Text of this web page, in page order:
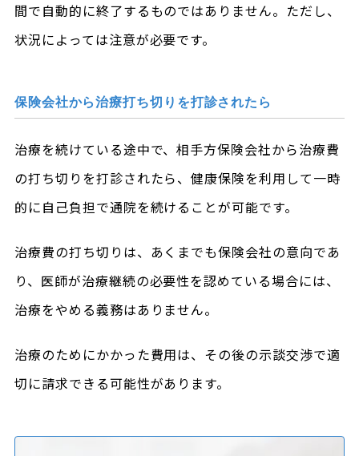
間で自動的に終了するものではありません。ただし、
状況によっては注意が必要です。
保険会社から治療打ち切りを打診されたら
治療を続けている途中で、相手方保険会社から治療費
の打ち切りを打診されたら、健康保険を利用して一時
的に自己負担で通院を続けることが可能です。
治療費の打ち切りは、あくまでも保険会社の意向であ
り、医師が治療継続の必要性を認めている場合には、
治療をやめる義務はありません。
治療のためにかかった費用は、その後の示談交渉で適
切に請求できる可能性があります。